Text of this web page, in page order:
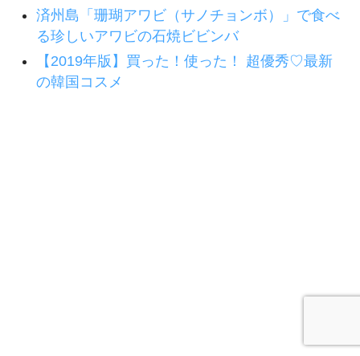
済州島「珊瑚アワビ（サノチョンボ）」で食べ
る珍しいアワビの石焼ビビンバ
【2019年版】買った！使った！ 超優秀♡最新
の韓国コスメ